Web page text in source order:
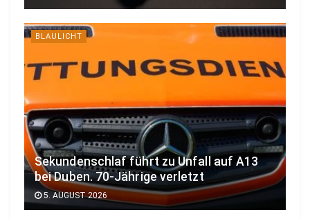
BLAULICHT
Sekundenschlaf führt zu Unfall auf A13
bei Duben. 70-Jährige verletzt
5. AUGUST 2026